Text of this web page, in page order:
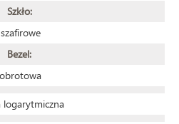
Szkło:
szafirowe
Bezel:
obrotowa
logarytmiczna